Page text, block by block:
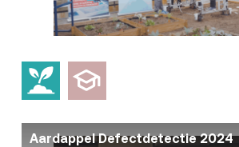
Aardappel Defectdetectie 2024